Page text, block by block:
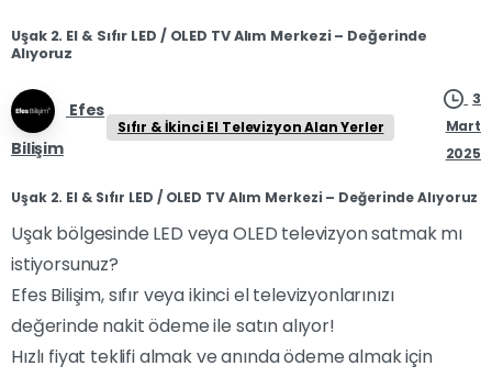
Uşak 2. El & Sıfır LED / OLED TV Alım Merkezi – Değerinde
Alıyoruz
Efes
Bilişim
Sıfır & İkinci El Televizyon Alan Yerler
3
Mart
2025
Uşak 2. El & Sıfır LED / OLED TV Alım Merkezi – Değerinde Alıyoruz
Uşak bölgesinde LED veya OLED televizyon satmak mı
istiyorsunuz?
Efes Bilişim, sıfır veya ikinci el televizyonlarınızı
değerinde nakit ödeme ile satın alıyor!
Hızlı fiyat teklifi almak ve anında ödeme almak için